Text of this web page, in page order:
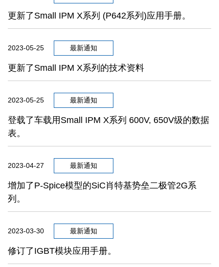
更新了Small IPM X系列 (P642系列)应用手册。
2023-05-25 最新通知
更新了Small IPM X系列的技术资料
2023-05-25 最新通知
登载了车载用Small IPM X系列 600V, 650V级的数据
表。
2023-04-27 最新通知
增加了P-Spice模型的SiC肖特基势垒二极管2G系
列。
2023-03-30 最新通知
修订了IGBT模块应用手册。